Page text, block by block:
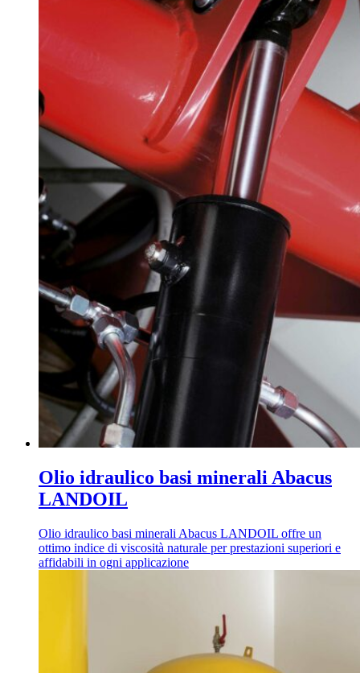
Olio idraulico basi minerali Abacus
LANDOIL
Olio idraulico basi minerali Abacus LANDOIL offre un
ottimo indice di viscosità naturale per prestazioni superiori e
affidabili in ogni applicazione